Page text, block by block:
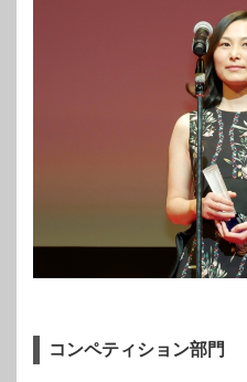
コンペティション部門